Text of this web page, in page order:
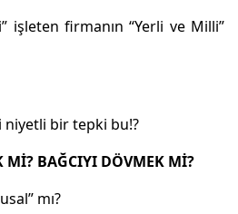
işleten firmanın “Yerli ve Milli”
niyetli bir tepki bu!?
Mİ? BAĞCIYI DÖVMEK Mİ?
mı?